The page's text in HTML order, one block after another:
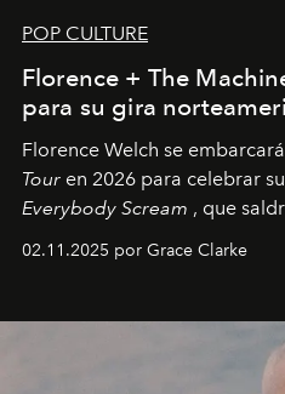
POP CULTURE
Florence + The
para su gira
Florence Welch se
Tour en 2026 para celebrar
Everybody Scream , que
fechas en Norteamérica a
02.11.2025 por Grace Clarke